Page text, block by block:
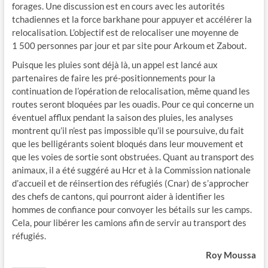
forages. Une discussion est en cours avec les autorités
tchadiennes et la force barkhane pour appuyer et accélérer la
relocalisation. L’objectif est de relocaliser une moyenne de
1 500 personnes par jour et par site pour Arkoum et Zabout.
Puisque les pluies sont déjà là, un appel est lancé aux
partenaires de faire les pré-positionnements pour la
continuation de l’opération de relocalisation, même quand les
routes seront bloquées par les ouadis. Pour ce qui concerne un
éventuel afflux pendant la saison des pluies, les analyses
montrent qu’il n’est pas impossible qu’il se poursuive, du fait
que les belligérants soient bloqués dans leur mouvement et
que les voies de sortie sont obstruées. Quant au transport des
animaux, il a été suggéré au Hcr et à la Commission nationale
d’accueil et de réinsertion des réfugiés (Cnar) de s’approcher
des chefs de cantons, qui pourront aider à identifier les
hommes de confiance pour convoyer les bétails sur les camps.
Cela, pour libérer les camions afin de servir au transport des
réfugiés.
Roy Moussa